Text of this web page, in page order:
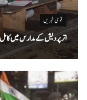
قومی خبریں
اتر پردیش کےمدارس میں کامل